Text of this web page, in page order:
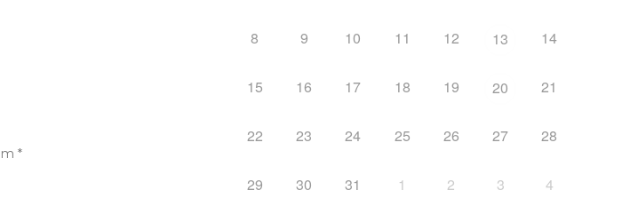
*
8 9 10 11 12 13 14
15 16 17 18 19 20 21
22 23 24 25 26 27 28
29 30 31 1 2 3 4